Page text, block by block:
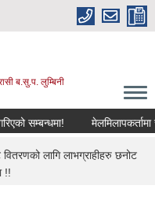
ब.सु.प. लुम्बिनी
सम्बन्धमा! मेलमिलापकर्तामा
लागि लाभग्राहीहरु छनोट
!!